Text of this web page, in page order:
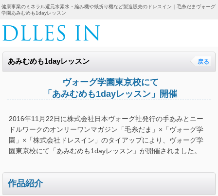
健康事業のミネラル還元水素水・編み機や紙折り機など製造販売のドレスイン｜毛糸だまヴォーグ
学園あみむめも1dayレッスン
あみむめも1dayレッスン 戻る
ヴォーグ学園東京校にて
「あみむめも1dayレッスン」開催
2016年11月22日に株式会社日本ヴォーグ社発行の手あみとニー
ドルワークのオンリーワンマガジン「毛糸だま」×「ヴォーグ学
園」×「株式会社ドレスイン」のタイアップにより、ヴォーグ学
園東京校にて「あみむめも1dayレッスン」が開催されました。
作品紹介